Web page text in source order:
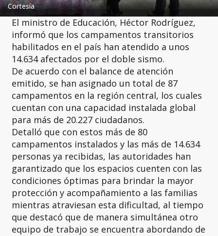
Cortesía
El ministro de Educación, Héctor Rodríguez,
informó que los campamentos transitorios
habilitados en el país han atendido a unos
14.634 afectados por el doble sismo.
De acuerdo con el balance de atención
emitido, se han asignado un total de 87
campamentos en la región central, los cuales
cuentan con una capacidad instalada global
para más de 20.227 ciudadanos.
Detalló que con estos más de 80
campamentos instalados y las más de 14.634
personas ya recibidas, las autoridades han
garantizado que los espacios cuenten con las
condiciones óptimas para brindar la mayor
protección y acompañamiento a las familias
mientras atraviesan esta dificultad, al tiempo
que destacó que de manera simultánea otro
equipo de trabajo se encuentra abordando de